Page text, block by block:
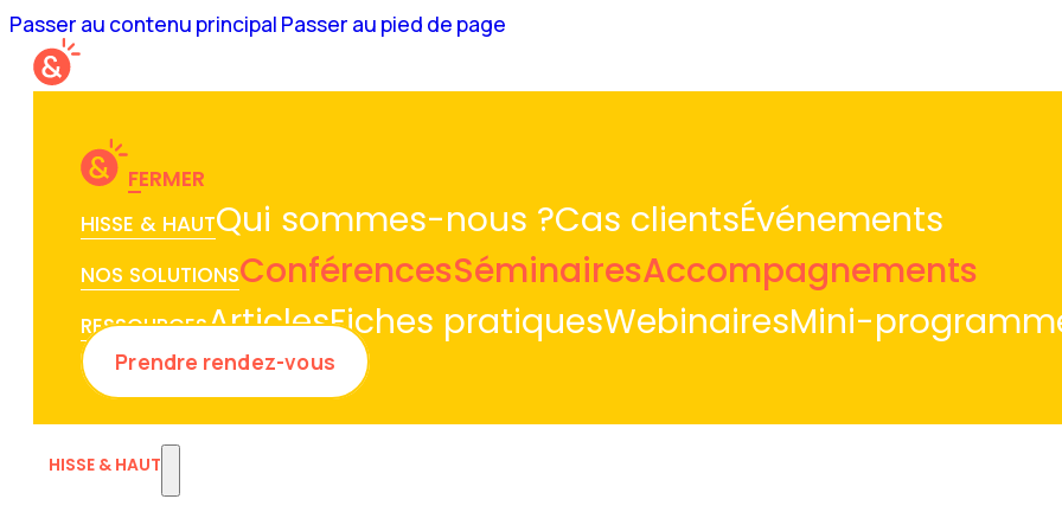
Passer au contenu principal Passer au pied de page
FERMER
HISSE & HAUTQui sommes-nous ?Cas clientsÉvénements
NOS SOLUTIONSConférencesSéminairesAccompagnements
RESSOURCESArticlesFiches pratiquesWebinairesMini-
Prendre rendez-vous
HISSE & HAUT